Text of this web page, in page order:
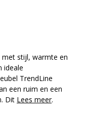
met stijl, warmte en
ideale
TrendLine
een ruim en een
Dit Lees meer.